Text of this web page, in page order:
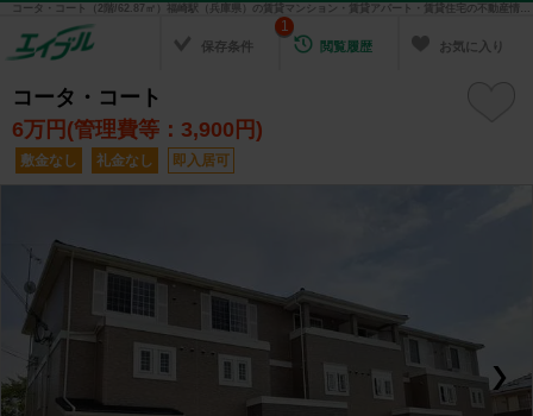
コータ・コート（2階/62.87㎡）福崎駅（兵庫県）の賃貸マンション・賃貸アパート・賃貸住宅の不動産情報を検索！ 不動産賃貸の物件探しは、お部屋探しのエイブル
保存条件 閲覧履歴
1
お気に入り
コータ・コート
6万円(管理費等：3,900円)
敷金なし 礼金なし 即入居可